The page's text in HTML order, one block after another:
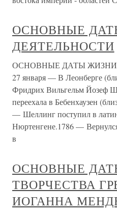
ОСНОВНЫЕ
ДЕЯТЕЛЬНОСТИ
ОСНОВНЫЕ ДАТЫ ЖИЗНИ
27 января — В Леонберге
Фридрих Вильгельм Йозеф
переехала в Бебенхаузен
— Шеллинг поступил в
Нюртенгене.1786 —
в
ОСНОВНЫЕ
ТВОРЧЕСТВА
ИОГАННА